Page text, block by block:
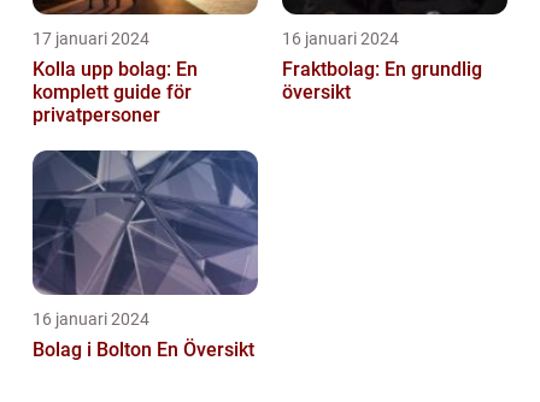
17 januari 2024
Kolla upp bolag: En
komplett guide för
privatpersoner
16 januari 2024
Fraktbolag: En grundlig
översikt
16 januari 2024
Bolag i Bolton En Översikt